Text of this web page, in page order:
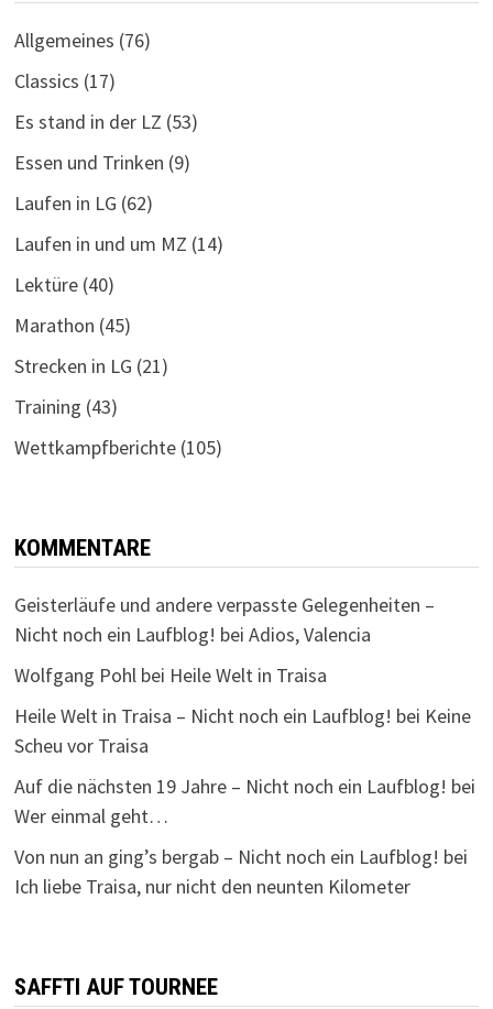
Allgemeines (76)
Classics (17)
Es stand in der LZ (53)
Essen und Trinken (9)
Laufen in LG (62)
Laufen in und um MZ (14)
Lektüre(40)
Marathon (45)
Strecken in LG (21)
Training (43)
Wettkampfberichte(105)
KOMMENTARE
Geisterläufe und andere verpasste Gelegenheiten –
Nicht noch ein Laufblog! bei Adios, Valencia
Wolfgang Pohlbei Heile Welt in Traisa
Heile Welt in Traisa – Nicht noch ein Laufblog! bei Keine
Scheu vor Traisa
Auf die nächsten 19 Jahre – Nicht noch ein Laufblog! bei
Wer einmal geht…
Von nun an ging’s bergab – Nicht noch ein Laufblog! bei
Ich liebe Traisa, nur nicht den neunten Kilometer
SAFFTI AUF TOURNEE